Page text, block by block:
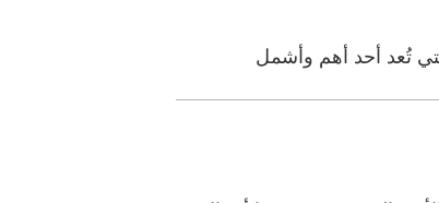
تُعد أحد أهم وأشمل